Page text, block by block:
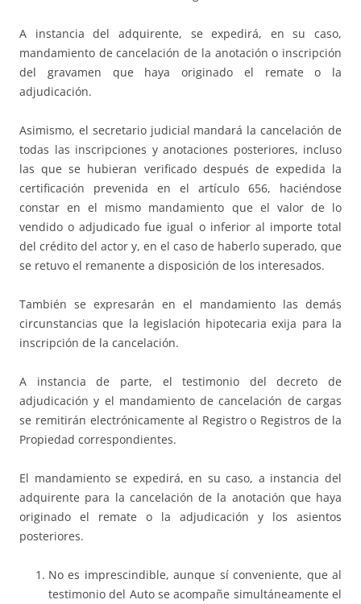
A instancia del adquirente, se expedirá, en su caso,
mandamiento de cancelación de la anotación o inscripción
del gravamen que haya originado el remate o la
adjudicación.
Asimismo, el secretario judicial mandará la cancelación de
todas las inscripciones y anotaciones posteriores, incluso
las que se hubieran verificado después de expedida la
certificación prevenida en el artículo 656, haciéndose
constar en el mismo mandamiento que el valor de lo
vendido o adjudicado fue igual o inferior al importe total
del crédito del actor y, en el caso de haberlo superado, que
se retuvo el remanente a disposición de los interesados.
También se expresarán en el mandamiento las demás
circunstancias que la legislación hipotecaria exija para la
inscripción de la cancelación.
A instancia de parte, el testimonio del decreto de
adjudicación y el mandamiento de cancelación de cargas
se remitirán electrónicamente al Registro o Registros de la
Propiedad correspondientes.
El mandamiento se expedirá, en su caso, a instancia del
adquirente para la cancelación de la anotación que haya
originado el remate o la adjudicación y los asientos
posteriores.
No es imprescindible, aunque sí conveniente, que al
testimonio del Auto se acompañe simultáneamente el